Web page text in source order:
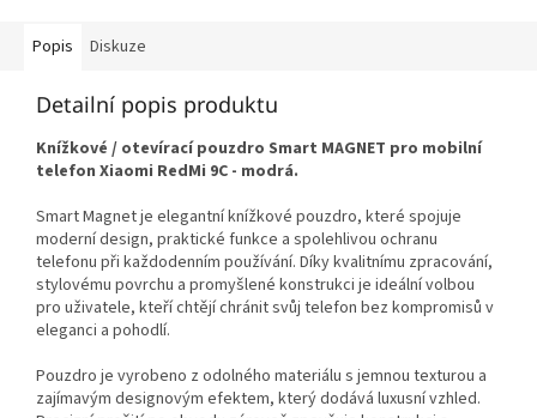
Popis Diskuze
Detailní popis produktu
Knížkové / otevírací pouzdro Smart MAGNET pro mobilní
telefon Xiaomi RedMi 9C - modrá.
Smart Magnet je elegantní knížkové pouzdro, které spojuje
moderní design, praktické funkce a spolehlivou ochranu
telefonu při každodenním používání. Díky kvalitnímu zpracování,
stylovému povrchu a promyšlené konstrukci je ideální volbou
pro uživatele, kteří chtějí chránit svůj telefon bez kompromisů v
eleganci a pohodlí.
Pouzdro je vyrobeno z odolného materiálu s jemnou texturou a
zajímavým designovým efektem, který dodává luxusní vzhled.